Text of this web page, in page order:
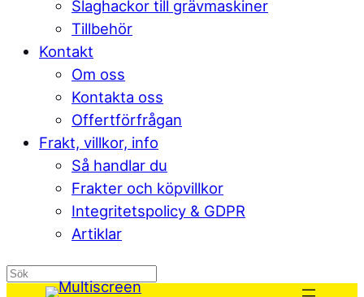
Slaghackor till grävmaskiner
Tillbehör
Kontakt
Om oss
Kontakta oss
Offertförfrågan
Frakt, villkor, info
Så handlar du
Frakter och köpvillkor
Integritetspolicy & GDPR
Artiklar